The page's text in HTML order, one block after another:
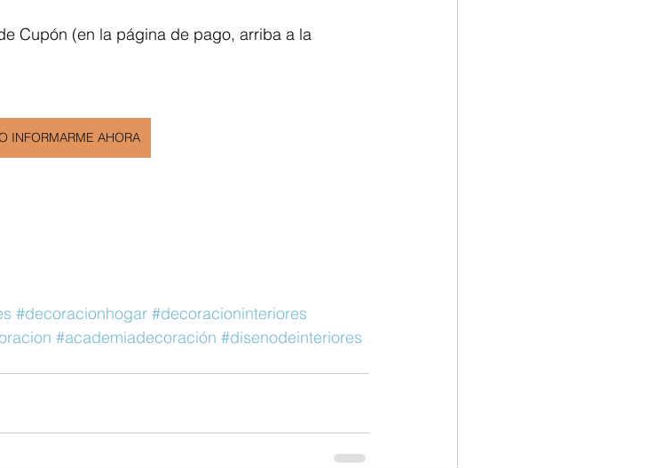
Cupón (en la página de pago, arriba a la
INFORMARME AHORA
#decoracionhogar #decoracioninteriores
#academiadecoración #disenodeinteriores